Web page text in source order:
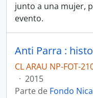
junto a una mujer,
evento.
CL ARAU NP-FOT-
· 2015
Parte de Fondo